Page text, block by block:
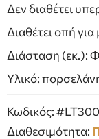
Δεν διαθέτει
Διαθέτει οπή
Διάσταση (εκ.):
Υλικό:
Κωδικός:
Διαθεσιμότητα: